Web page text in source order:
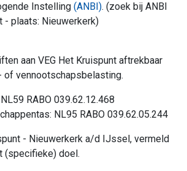
Instelling (ANBI). (zoek bij ANBI
- plaats: Nieuwerkerk)
aan VEG Het Kruispunt aftrekbaar
of vennootschapsbelasting.
RABO 039.62.12.468
NL95 RABO 039.62.05.244
- Nieuwerkerk a/d IJssel, vermeld
(specifieke) doel.